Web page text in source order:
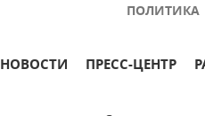
ПОЛИТИКА
НОВОСТИ ПРЕСС-ЦЕНТР